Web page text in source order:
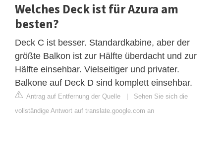
Welches Deck ist für Azura am
besten?
Deck C ist besser. Standardkabine, aber der
größte Balkon ist zur Hälfte überdacht und zur
Hälfte einsehbar. Vielseitiger und privater.
Balkone auf Deck D sind komplett einsehbar.
Antrag auf Entfernung der Quelle | Sehen Sie sich die
vollständige Antwort auf translate.google.com an